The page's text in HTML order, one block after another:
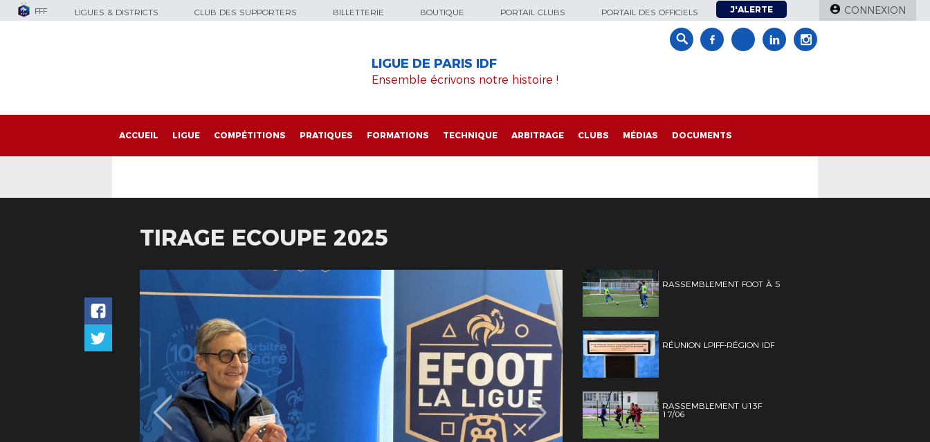
FFF LIGUES & DISTRICTS CLUB DES SUPPORTERS BILLETTERIE BOUTIQUE PORTAIL CLUBS PORTAIL DES OFFICIELS J'ALERTE CONNEXION
LIGUE DE PARIS IDF
Ensemble écrivons notre histoire !
ACCUEIL LIGUE COMPÉTITIONS PRATIQUES FORMATIONS TECHNIQUE ARBITRAGE CLUBS MÉDIAS DOCUMENTS
TIRAGE ECOUPE 2025
RASSEMBLEMENT FOOT À 5
RÉUNION LPIFF-RÉGION IDF
RASSEMBLEMENT U13F
17/06